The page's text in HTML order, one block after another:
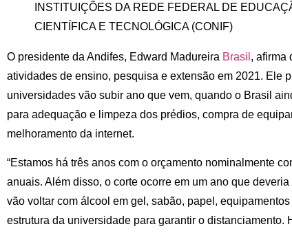
INSTITUIÇÕES DA REDE FEDERAL DE
CIENTÍFICA E TECNOLÓGICA (CONIF)
O presidente da Andifes, Edward Madureira Brasil , afirma
atividades de ensino, pesquisa e extensão em 2021. Ele
universidades vão subir ano que vem, quando o Brasil
para adequação e limpeza dos prédios, compra de
melhoramento da internet.
“Estamos há três anos com o orçamento nominalmente
anuais. Além disso, o corte ocorre em um ano que
vão voltar com álcool em gel, sabão, papel,
estrutura da universidade para garantir o distanciamento.